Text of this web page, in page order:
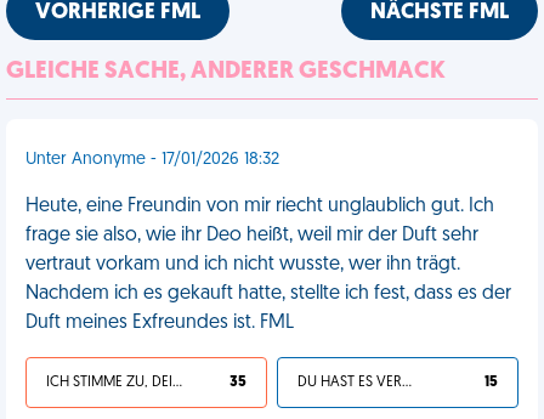
VORHERIGE FML NÄCHSTE FML
GLEICHE SACHE, ANDERER GESCHMACK
Unter Anonyme - 17/01/2026 18:32
Heute, eine Freundin von mir riecht unglaublich gut. Ich
frage sie also, wie ihr Deo heißt, weil mir der Duft sehr
vertraut vorkam und ich nicht wusste, wer ihn trägt.
Nachdem ich es gekauft hatte, stellte ich fest, dass es der
Duft meines Exfreundes ist. FML
ICH STIMME ZU, DEIN LEBEN IST SCHEISSE 35 DU HAST ES VERDIENT 15